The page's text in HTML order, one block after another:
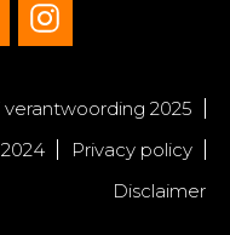
verantwoording 2025
Privacy policy
Disclaimer